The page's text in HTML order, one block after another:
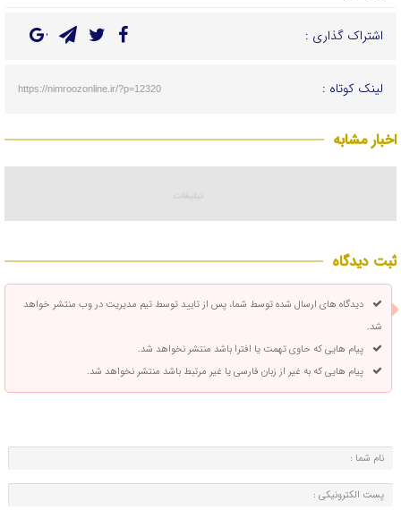
اشتراک گذاری :
لینک کوتاه : https://nimroozonline.ir/?p=12320
اخبار مشابه
ثبت دیدگاه
دیدگاه های ارسال شده توسط شما، پس از تایید توسط تیم مدیریت در وب منتشر خواهد
شد.
پیام هایی که حاوی تهمت یا افترا باشد منتشر نخواهد شد.
پیام هایی که به غیر از زبان فارسی یا غیر مرتبط باشد منتشر نخواهد شد.